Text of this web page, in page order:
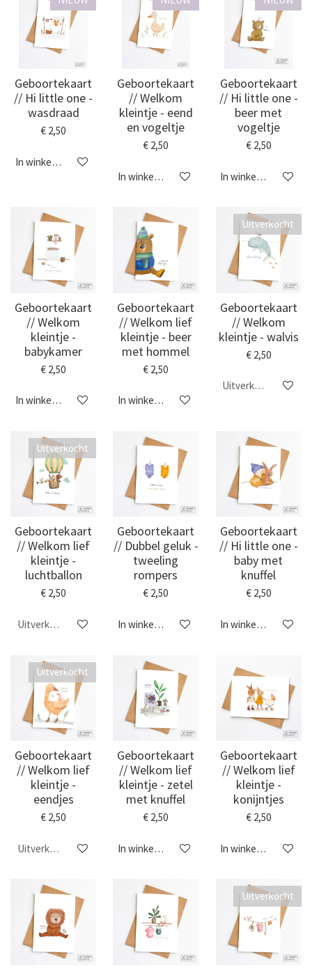
Geboortekaart
// Hi little one -
wasdraad
€ 2,50
In winkelwagen
Geboortekaart
// Welkom
kleintje - eend
en vogeltje
€ 2,50
In winkelwagen
Geboortekaart
// Hi little one -
beer met
vogeltje
€ 2,50
In winkelwagen
Geboortekaart
// Welkom
kleintje -
babykamer
€ 2,50
In winkelwagen
Geboortekaart
// Welkom lief
kleintje - beer
met hommel
€ 2,50
In winkelwagen
Uitverkocht
Geboortekaart
// Welkom
kleintje - walvis
€ 2,50
Uitverkocht
Uitverkocht
Geboortekaart
// Welkom lief
kleintje -
luchtballon
€ 2,50
Uitverkocht
Geboortekaart
// Dubbel geluk -
tweeling
rompers
€ 2,50
In winkelwagen
Geboortekaart
// Hi little one -
baby met
knuffel
€ 2,50
In winkelwagen
Uitverkocht
Geboortekaart
// Welkom lief
kleintje -
eendjes
€ 2,50
Uitverkocht
Geboortekaart
// Welkom lief
kleintje - zetel
met knuffel
€ 2,50
In winkelwagen
Geboortekaart
// Welkom lief
kleintje -
konijntjes
€ 2,50
In winkelwagen
Uitverkocht